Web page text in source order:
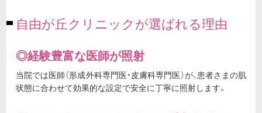
自由が丘クリニックが選ばれる理由
◎経験豊富な医師が照射
当院では医師（形成外科専門医・皮膚科専門医）が、患者さまの肌
状態に合わせて効果的な設定で安全に丁寧に照射します。